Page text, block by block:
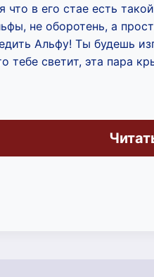
что в его стае есть
не оборотень, а
Альфу! Ты будешь
тебе светит, эта пара